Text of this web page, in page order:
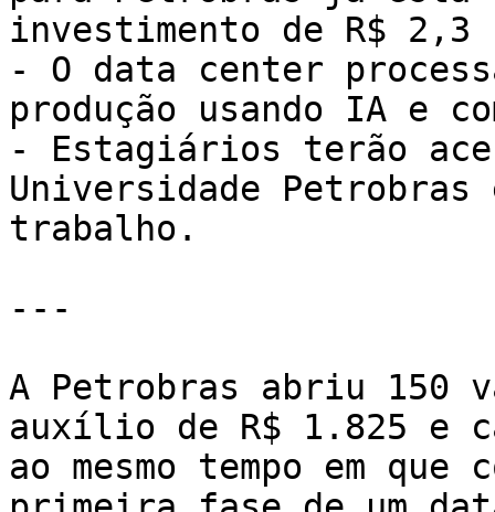
investimento de R$
- O data center
produção usando IA e
- Estagiários terão
Universidade
trabalho.
---
A Petrobras abriu 150
auxílio de R$ 1.825 e
ao mesmo tempo em que